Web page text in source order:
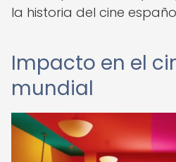
la historia del cine
Impacto en el
mundial